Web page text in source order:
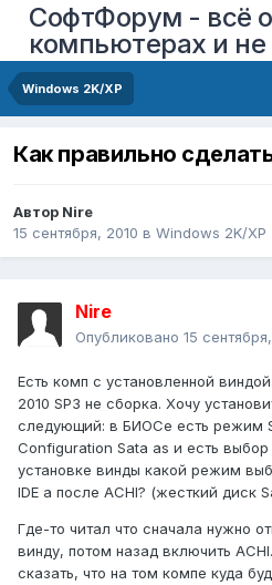
СофтФорум - всё о
компьютерах и не
Windows 2K/XP
Как правильно
Автор Nire
15 сентября, 2010 в Windows 2K/XP
Nire
Опубликовано 15
Есть комп с установленной
2010 SP3 не сборка. Хочу
следующий: в БИОСе есть режим
Configuration Sata as и есть выбор
установке винды какой режим
IDE а после ACHI? (жесткий диск
Где-то читал что сначала нужно
винду, потом назад включить
сказать, что на том компе куда